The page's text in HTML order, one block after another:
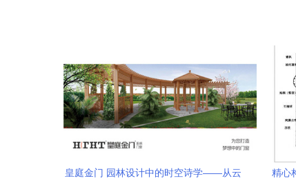
皇庭金门 园林设计中的时空诗学——从云
精心